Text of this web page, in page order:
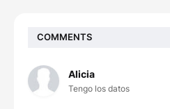
COMMENTS
Alicia
Tengo los datos